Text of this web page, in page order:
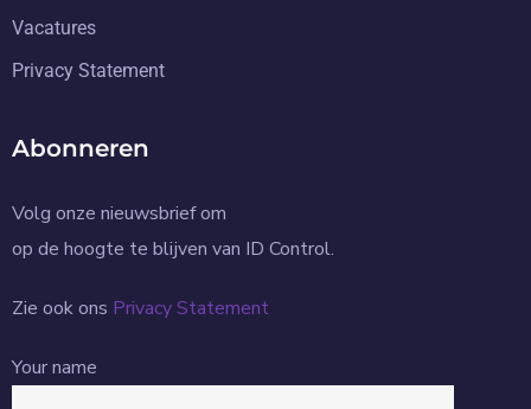
Vacatures
Privacy Statement
Abonneren
Volg onze nieuwsbrief om
op de hoogte te blijven van ID Control.
Zie ook ons Privacy Statement
Your name